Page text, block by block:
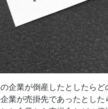
企業が倒産したとしたらど
業が売掛先であったとした